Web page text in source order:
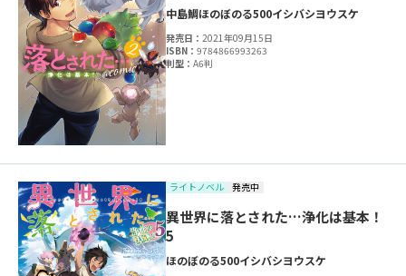
中島鯛ほのぼのる500イシバシヨウスケ
発売日：2021年09月15日
ISBN：9784866993263
判型：A6判
ライトノベル 発売中
異世界に落とされた…浄化は基本！
5
ほのぼのる500イシバシヨウスケ